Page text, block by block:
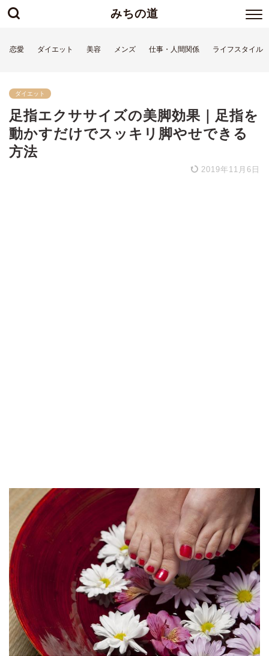
みちの道
恋愛 ダイエット 美容 メンズ 仕事・人間関係 ライフスタイル
ダイエット
足指エクササイズの美脚効果｜足指を
動かすだけでスッキリ脚やせできる
方法
2019年11月6日